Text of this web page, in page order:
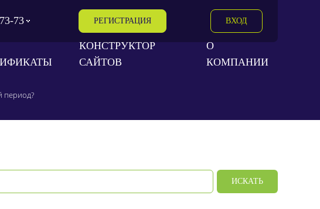
73 РЕГИСТРАЦИЯ ВХОД
КОНСТРУКТОР
САЙТОВ
О
КОМПАНИИ
период?
ИСКАТЬ